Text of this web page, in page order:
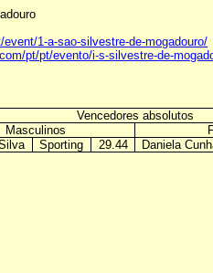
1-a-sao-silvestre-de-mogadouro/
pt/pt/evento/i-s-silvestre-de-
Vencedores absolutos
Masculinos
Sporting 29.44 Daniela